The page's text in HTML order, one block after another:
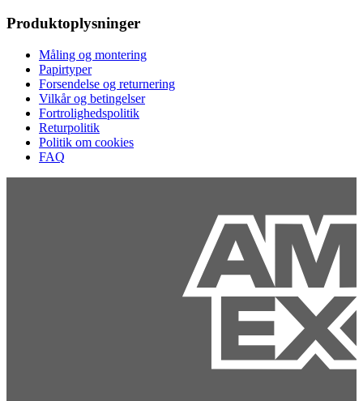
Produktoplysninger
Måling og montering
Papirtyper
Forsendelse og returnering
Vilkår og betingelser
Fortrolighedspolitik
Returpolitik
Politik om cookies
FAQ